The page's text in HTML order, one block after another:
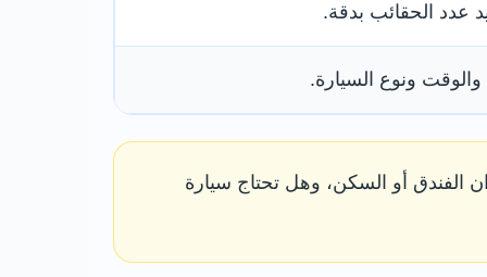
عدد الحقائب بدقة.
ونوع السيارة.
الفندق أو السكن، وهل تحتاج سيارة